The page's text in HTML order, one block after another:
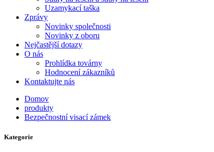
Uzamykací taška
Zprávy
Novinky společnosti
Novinky z oboru
Nejčastější dotazy
O nás
Prohlídka továrny
Hodnocení zákazníků
Kontaktujte nás
Domov
produkty
Bezpečnostní visací zámek
Kategorie